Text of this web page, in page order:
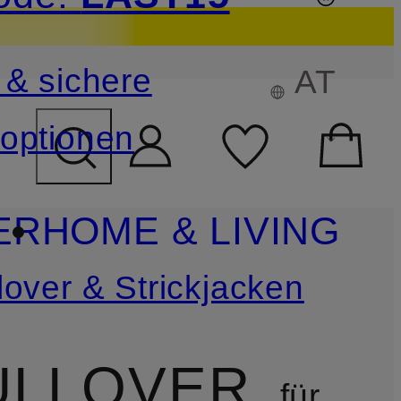
ÜBERSPRINGEN
sichere
AT
HOME & LIVING
& Strickjacken